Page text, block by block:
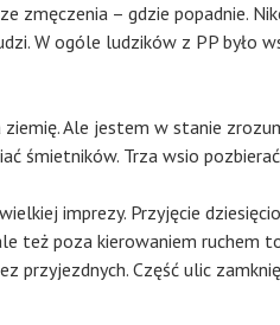
zmęczenia – gdzie popadnie.
W ogóle ludzików z PP było
Ale jestem w stanie
śmietników. Trza wsio
imprezy. Przyjęcie
też poza kierowaniem ruchem
przyjezdnych. Część ulic